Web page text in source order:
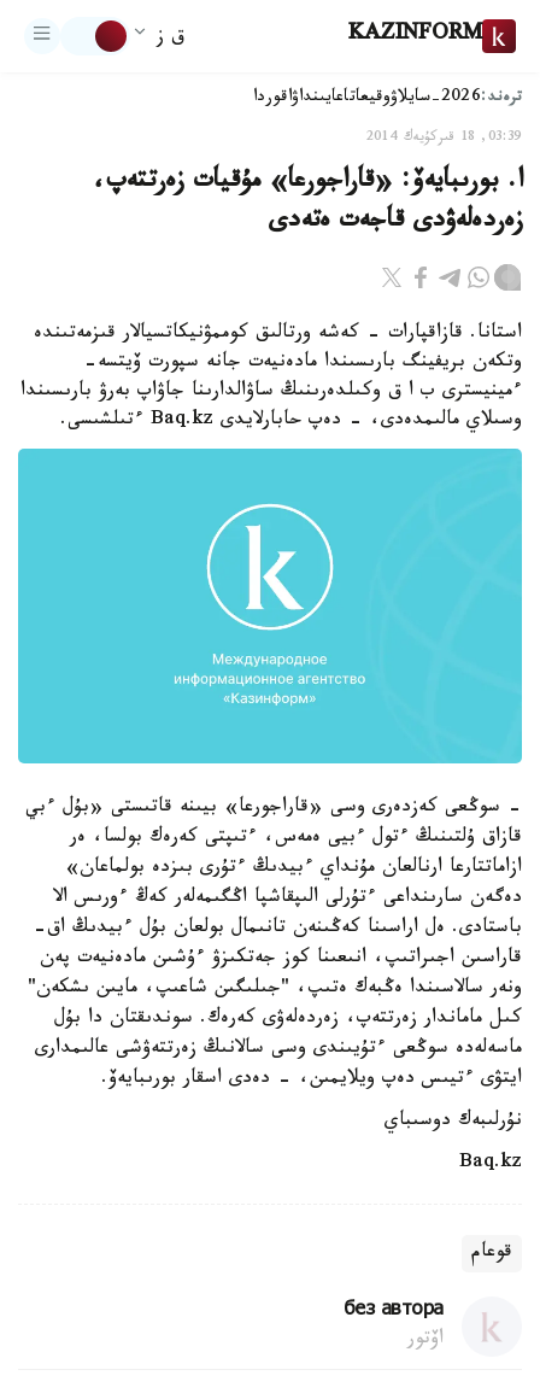
KAZINFORM ق ز
ترەند:2026-سايلاۋ وقيعاتاعايىنداۋاقوردا
03:39, 18 قىركۇيەك 2014
ا. بورىبايەۆ: «قاراجورعا» مۇقيات زەرتتەپ،
زەردەلەۋدى قاجەت ەتەدى
استانا. قازاقپارات - كەشە ورتالىق كوممۋنيكاتسيالار قىزمەتىندە
وتكەن بريفينگ بارىسىندا مادەنيەت جانە سپورت ۆيتسە-
ءمينيسترى ب ا ق وكىلدەرىنىڭ ساۋالدارىنا جاۋاپ بەرۋ بارىسىندا
وسىلاي مالىمدەدى، - دەپ حابارلايدى Baq.kz ءتىلشىسى.
- سوڭعى كەزدەرى وسى «قاراجورعا» بيىنە قاتىستى «بۇل ءبي
قازاق ۇلتىنىڭ ءتول ءبيى ەمەس، ءتىپتى كەرەك بولسا، ەر
ازاماتتارعا ارنالعان مۇنداي ءبيدىڭ ءتۇرى بىزدە بولماعان»
دەگەن سارىنداعى ءتۇرلى الىپقاشپا اڭگىمەلەر كەڭ ءورىس الا
باستادى. ەل اراسىنا كەڭىنەن تانىمال بولعان بۇل ءبيدىڭ اق-
قاراسىن اجىراتىپ، انىعىنا كوز جەتكىزۋ ءۇشىن مادەنيەت پەن
ونەر سالاسىندا ەڭبەك ەتىپ، "جىلىگىن شاعىپ، مايىن ىشكەن"
كىل ماماندار زەرتتەپ، زەردەلەۋى كەرەك. سوندىقتان دا بۇل
ماسەلەدە سوڭعى ءتۇيىندى وسى سالانىڭ زەرتتەۋشى عالىمدارى
ايتۋى ءتيىس دەپ ويلايمىن، - دەدى اسقار بورىبايەۆ.
نۇرلىبەك دوسىباي
Baq.kz
قوعام
без автора
اۆتور